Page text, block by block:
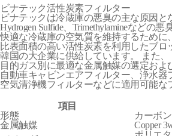
ビナテック活性炭素フィルター
ビナテックは冷蔵庫の悪臭の主な原因とな
Hydrogen Sulfide、Trimethylamineなどの悪
快適な冷蔵庫の空気質を維持するために、
比表面積の高い活性炭素を利用したブ
韓国の大企業に供給しています。 また、
目的ガス別に最適な金属触媒の選定およ
自動車キャビンエアフィルター、浄水器
空気清浄機フィルターなどに適用可能
項目
形態
カーボ
金属触媒
Copper